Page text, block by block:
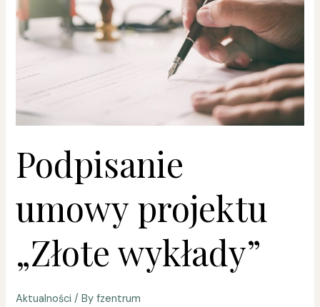
Podpisanie
umowy projektu
„Złote wykłady”
Aktualności / Byfzentrum
wykłady”